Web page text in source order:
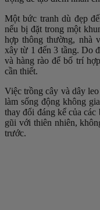
Một bức tranh dù đẹp
nếu bị đặt trong một
hợp thông thường, nhà
xây từ 1 đến 3 tầng. Do
và hàng rào để bố trí
cần thiết.
Việc trồng cây và dây
làm sống động không
thay đổi đáng kể của
gũi với thiên nhiên,
trước.